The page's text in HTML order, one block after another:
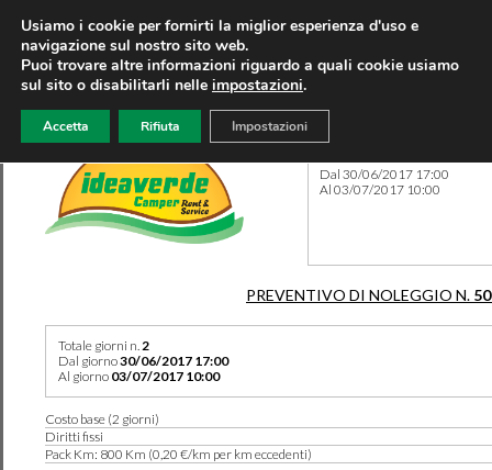
Dal 30/06/2017 17:00
Al 03/07/2017 10:00
PREVENTIVO DI NOLEGGIO N.
Totale giorni n.2
Dal giorno30/06/2017 17:00
Al giorno 03/07/2017 10:00
Costo base (2 giorni)
Diritti fissi
Pack Km: 800 Km (0,20 €/km per km eccedenti)
Usiamo i cookie per fornirti la miglior esperienza d'uso e
navigazione sul nostro sito web.
Puoi trovare altre informazioni riguardo a quali cookie usiamo
sul sito o disabilitarli nelle impostazioni.
Accetta Rifiuta Impostazioni